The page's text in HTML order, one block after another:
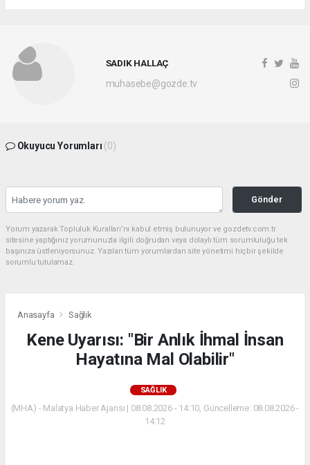
SADIK HALLAÇ
muhasebe@gozde.tv
Okuyucu Yorumları (0)
Gönder
Yorum yazarak Topluluk Kuralları’nı kabul etmiş bulunuyor ve gozdetv.com.tr
sitesine yaptığınız yorumunuzla ilgili doğrudan veya dolaylı tüm sorumluluğu tek
başınıza üstleniyorsunuz. Yazılan tüm yorumlardan site yönetimi hiçbir şekilde
sorumlu tutulamaz.
Anasayfa Sağlık
Kene Uyarısı: "Bir Anlık İhmal İnsan
Hayatına Mal Olabilir"
SAĞLIK
(MHA) - Malatya Haber Ajansı | 08.08.2026 - 14:10, Güncelleme: 08.08.2026 -
14:12